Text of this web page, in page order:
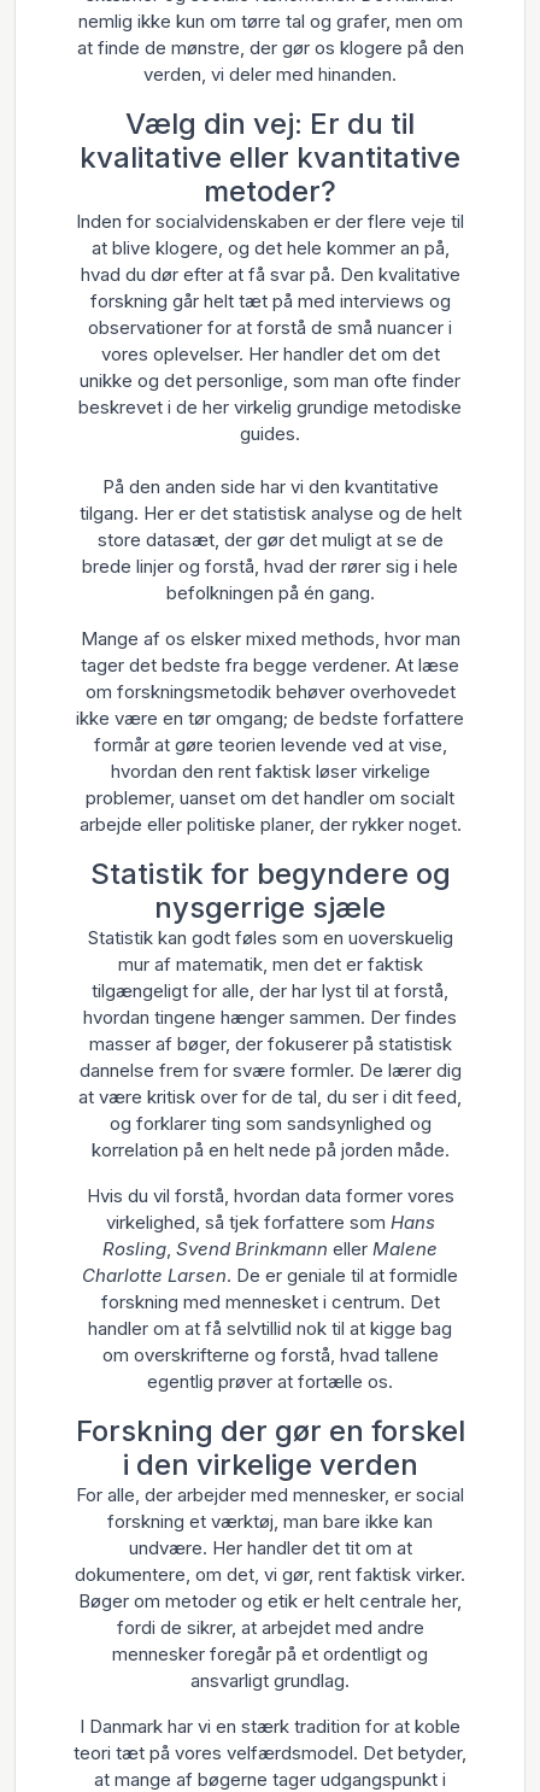
nemlig ikke kun om tørre tal og grafer, men om
at finde de mønstre, der gør os klogere på den
verden, vi deler med hinanden.
Vælg din vej: Er du til
kvalitative eller kvantitative
metoder?
Inden for socialvidenskaben er der flere veje til
at blive klogere, og det hele kommer an på,
hvad du dør efter at få svar på. Den kvalitative
forskning går helt tæt på med interviews og
observationer for at forstå de små nuancer i
vores oplevelser. Her handler det om det
unikke og det personlige, som man ofte finder
beskrevet i de her virkelig grundige metodiske
guides.
På den anden side har vi den kvantitative
tilgang. Her er det statistisk analyse og de helt
store datasæt, der gør det muligt at se de
brede linjer og forstå, hvad der rører sig i hele
befolkningen på én gang.
Mange af os elsker mixed methods, hvor man
tager det bedste fra begge verdener. At læse
om forskningsmetodik behøver overhovedet
ikke være en tør omgang; de bedste forfattere
formår at gøre teorien levende ved at vise,
hvordan den rent faktisk løser virkelige
problemer, uanset om det handler om socialt
arbejde eller politiske planer, der rykker noget.
Statistik for begyndere og
nysgerrige sjæle
Statistik kan godt føles som en uoverskuelig
mur af matematik, men det er faktisk
tilgængeligt for alle, der har lyst til at forstå,
hvordan tingene hænger sammen. Der findes
masser af bøger, der fokuserer på statistisk
dannelse frem for svære formler. De lærer dig
at være kritisk over for de tal, du ser i dit feed,
og forklarer ting som sandsynlighed og
korrelation på en helt nede på jorden måde.
Hvis du vil forstå, hvordan data former vores
virkelighed, så tjek forfattere som Hans
Rosling, Svend Brinkmann eller Malene
Charlotte Larsen. De er geniale til at formidle
forskning med mennesket i centrum. Det
handler om at få selvtillid nok til at kigge bag
om overskrifterne og forstå, hvad tallene
egentlig prøver at fortælle os.
Forskning der gør en forskel
i den virkelige verden
For alle, der arbejder med mennesker, er social
forskning et værktøj, man bare ikke kan
undvære. Her handler det tit om at
dokumentere, om det, vi gør, rent faktisk virker.
Bøger om metoder og etik er helt centrale her,
fordi de sikrer, at arbejdet med andre
mennesker foregår på et ordentligt og
ansvarligt grundlag.
I Danmark har vi en stærk tradition for at koble
teori tæt på vores velfærdsmodel. Det betyder,
at mange af bøgerne tager udgangspunkt i